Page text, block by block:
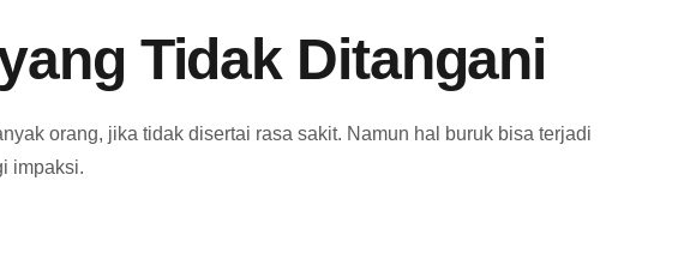
Tidak Ditangani
orang, jika tidak disertai rasa sakit. Namun hal buruk bisa terjadi
impaksi.